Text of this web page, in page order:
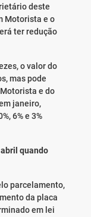
deste
Motorista e o
ter redução
o valor do
mas pode
e do
janeiro,
6% e 3%
quando
parcelamento,
da placa
em lei